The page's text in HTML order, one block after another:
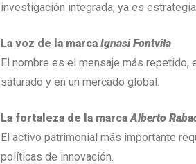
investigación integrada, ya es
La voz de la marca Ignasi Fontvila
El nombre es el mensaje más repetido,
saturado y en un mercado global.
La fortaleza de la marcaAlberto
El activo patrimonial más importante
políticas de innovación.